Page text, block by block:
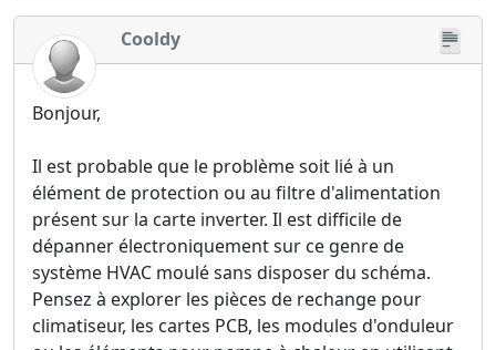
Cooldy
Bonjour,
Il est probable que le problème soit lié à un
élément de protection ou au filtre d'alimentation
présent sur la carte inverter. Il est difficile de
dépanner électroniquement sur ce genre de
système HVAC moulé sans disposer du schéma.
Pensez à explorer les pièces de rechange pour
climatiseur, les cartes PCB, les modules d'onduleur